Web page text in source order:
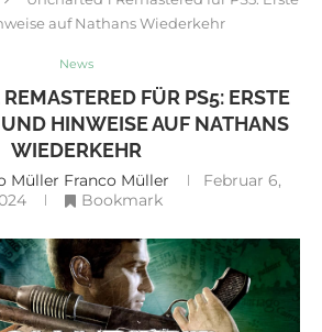
auf Nathans Wiederkehr
News
FÜR PS5: ERSTE
HINWEISE AUF NATHANS
WIEDERKEHR
Müller Franco Müller
Februar 6,
Bookmark